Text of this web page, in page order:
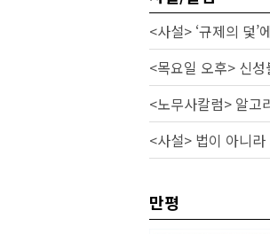
<목요일 오후> 신성
<노무사칼럼> 알고
<사설> 법이 아니
만평